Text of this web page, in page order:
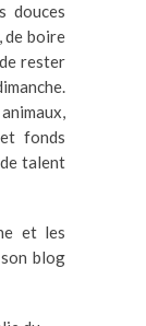
douces
de boire
rester
fonds
talent
et les
blog